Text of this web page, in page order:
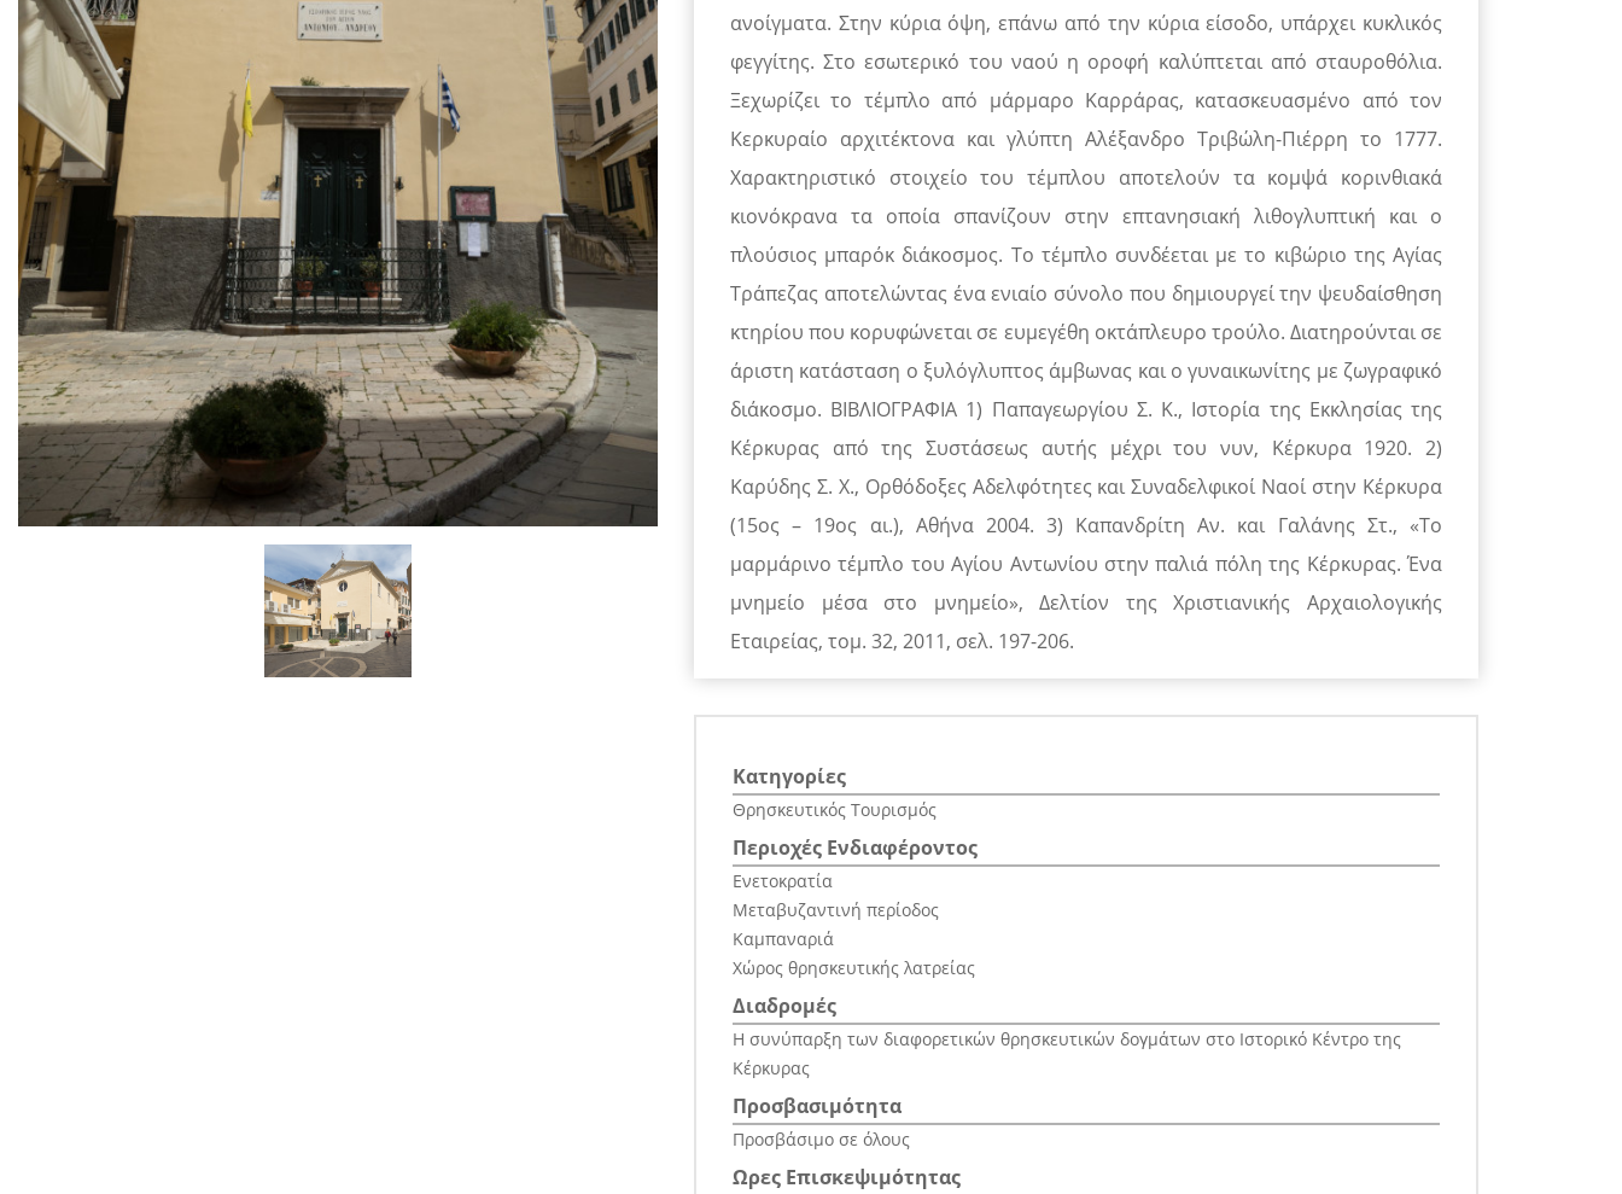
ανοίγματα. Στην κύρια όψη, επάνω από την κύρια είσοδο, υπάρχει κυκλικός
φεγγίτης. Στο εσωτερικό του ναού η οροφή καλύπτεται από σταυροθόλια.
Ξεχωρίζει το τέμπλο από μάρμαρο Καρράρας, κατασκευασμένο από τον
Κερκυραίο αρχιτέκτονα και γλύπτη Αλέξανδρο Τριβώλη-Πιέρρη το 1777.
Χαρακτηριστικό στοιχείο του τέμπλου αποτελούν τα κομψά κορινθιακά
κιονόκρανα τα οποία σπανίζουν στην επτανησιακή λιθογλυπτική και ο
πλούσιος μπαρόκ διάκοσμος. Το τέμπλο συνδέεται με το κιβώριο της Αγίας
Τράπεζας αποτελώντας ένα ενιαίο σύνολο που δημιουργεί την ψευδαίσθηση
κτηρίου που κορυφώνεται σε ευμεγέθη οκτάπλευρο τρούλο. Διατηρούνται σε
άριστη κατάσταση ο ξυλόγλυπτος άμβωνας και ο γυναικωνίτης με ζωγραφικό
διάκοσμο. ΒΙΒΛΙΟΓΡΑΦΙΑ 1) Παπαγεωργίου Σ. Κ., Ιστορία της Εκκλησίας της
Κέρκυρας από της Συστάσεως αυτής μέχρι του νυν, Κέρκυρα 1920. 2)
Καρύδης Σ. Χ., Ορθόδοξες Αδελφότητες και Συναδελφικοί Ναοί στην Κέρκυρα
(15ος – 19ος αι.), Αθήνα 2004. 3) Καπανδρίτη Αν. και Γαλάνης Στ., «Το
μαρμάρινο τέμπλο του Αγίου Αντωνίου στην παλιά πόλη της Κέρκυρας. Ένα
μνημείο μέσα στο μνημείο», Δελτίον της Χριστιανικής Αρχαιολογικής
Εταιρείας, τομ. 32, 2011, σελ. 197-206.
Κατηγορίες
Θρησκευτικός Τουρισμός
Περιοχές Ενδιαφέροντος
Ενετοκρατία
Μεταβυζαντινή περίοδος
Καμπαναριά
Χώρος θρησκευτικής λατρείας
Διαδρομές
Η συνύπαρξη των διαφορετικών θρησκευτικών δογμάτων στο Ιστορικό Κέντρο της
Κέρκυρας
Προσβασιμότητα
Προσβάσιμο σε όλους
Ωρες Επισκεψιμότητας